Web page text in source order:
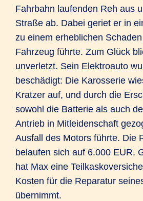
Fahrbahn laufenden Reh aus
Straße ab. Dabei geriet er in
zu einem erheblichen
Fahrzeug führte. Zum Glück
unverletzt. Sein Elektroauto
beschädigt: Die Karosserie
Kratzer auf, und durch die
sowohl die Batterie als auch
Antrieb in Mitleidenschaft
Ausfall des Motors führte. Die
belaufen sich auf 6.000 EUR.
hat Max eine
Kosten für die Reparatur
übernimmt.